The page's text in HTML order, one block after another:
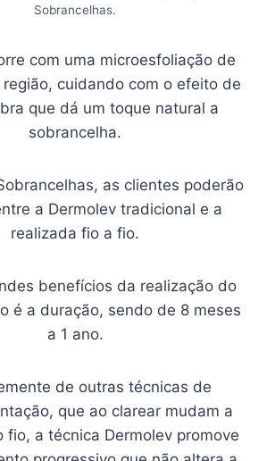
Sobrancelhas.
com uma microesfoliação de
cuidando com o efeito de
que dá um toque natural a
sobrancelha.
as clientes poderão
a Dermolev tradicional e a
realizada fio a fio.
benefícios da realização do
é a duração, sendo de 8 meses
a 1 ano.
de outras técnicas de
que ao clarear mudam a
fio, a técnica Dermolev promove